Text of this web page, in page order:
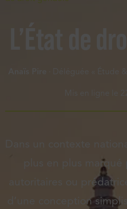
plus en plus marqué
autoritaires ou
d’une conception